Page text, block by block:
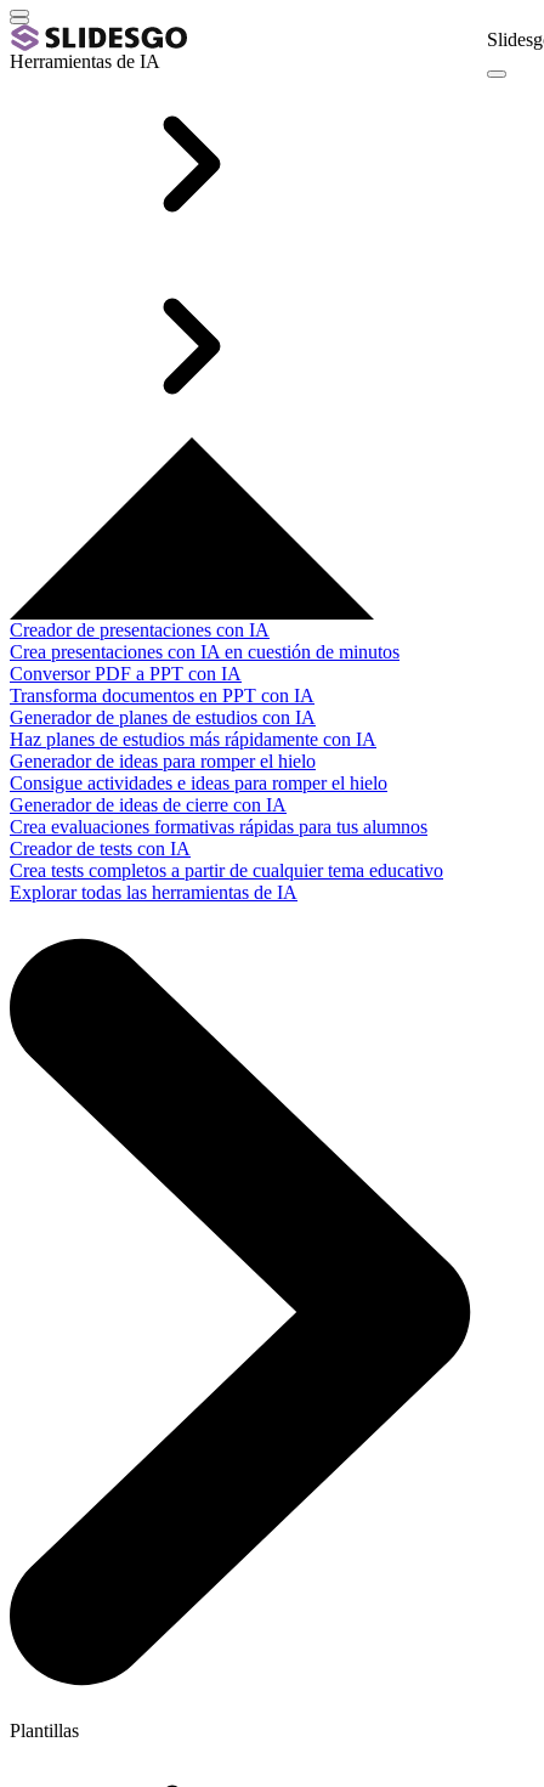
Herramientas de IA
Creador de presentaciones con IA
Crea presentaciones con IA en cuestión de minutos
Conversor PDF a PPT con IA
Transforma documentos en PPT con IA
Generador de planes de estudios con IA
Haz planes de estudios más rápidamente con IA
Generador de ideas para romper el hielo
Consigue actividades e ideas para romper el hielo
Generador de ideas de cierre con IA
Crea evaluaciones formativas rápidas para tus alumnos
Creador de tests con IA
Crea tests completos a partir de cualquier tema educativo
Explorar todas las herramientas de IA
Plantillas